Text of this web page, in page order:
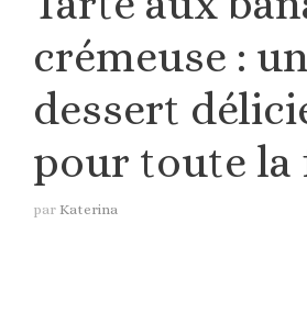
crémeuse : un
dessert
pour toute la
par Katerina